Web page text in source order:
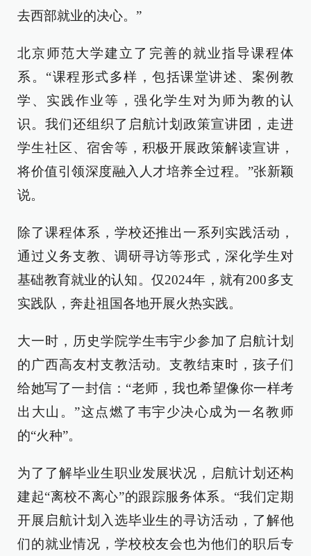
去西部就业的决心。”
北京师范大学建立了完善的就业指导课程体
系。“课程形式多样，包括课堂讲述、案例教
学、实践作业等，强化学生对为师为教的认
识。我们还组织了启航计划政策宣讲团，走进
学生社区、宿舍等，积极开展政策解读宣讲，
将价值引领深度融入人才培养全过程。”张新颖
说。
除了课程体系，学校还推出一系列实践活动，
通过义务支教、调研寻访等形式，深化学生对
基础教育就业的认知。仅2024年，就有200多支
实践队，奔赴祖国各地开展火热实践。
大一时，历史学院学生韦宇少参加了启航计划
的广西高友村支教活动。支教结束时，孩子们
给她写了一封信：“老师，我也希望像你一样考
出大山。”这点燃了韦宇少决心成为一名教师
的“火种”。
为了了解毕业生职业发展状况，启航计划还构
建起“离校不离心”的跟踪服务体系。“我们定期
开展启航计划入选毕业生的寻访活动，了解他
们的就业情况，学校校友会也为他们的职后专